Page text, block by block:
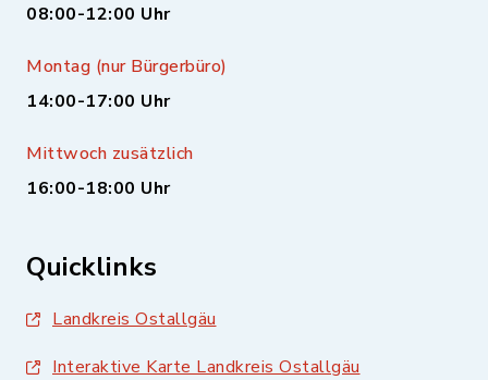
08:00-12:00 Uhr
Montag (nur Bürgerbüro)
14:00-17:00 Uhr
Mittwoch zusätzlich
16:00-18:00 Uhr
Quicklinks
Landkreis Ostallgäu
Interaktive Karte Landkreis Ostallgäu